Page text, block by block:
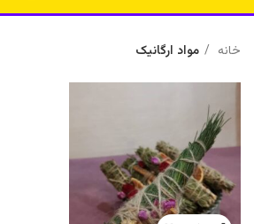
خانه مواد ارگانیک